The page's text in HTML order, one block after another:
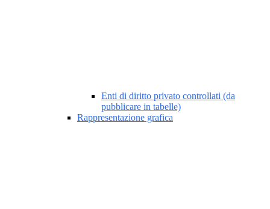
Enti di diritto privato controllati (da
pubblicare in tabelle)
Rappresentazione grafica